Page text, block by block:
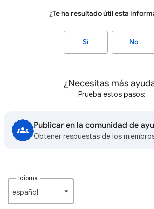
¿Te ha resultado útil esta
Sí No
¿Necesitas más
Prueba estos pasos:
Publicar en la comunidad de
Obtener respuestas de los
Idioma
español‎